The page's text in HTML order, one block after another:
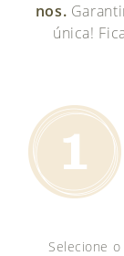
nos.
única!
Selecione